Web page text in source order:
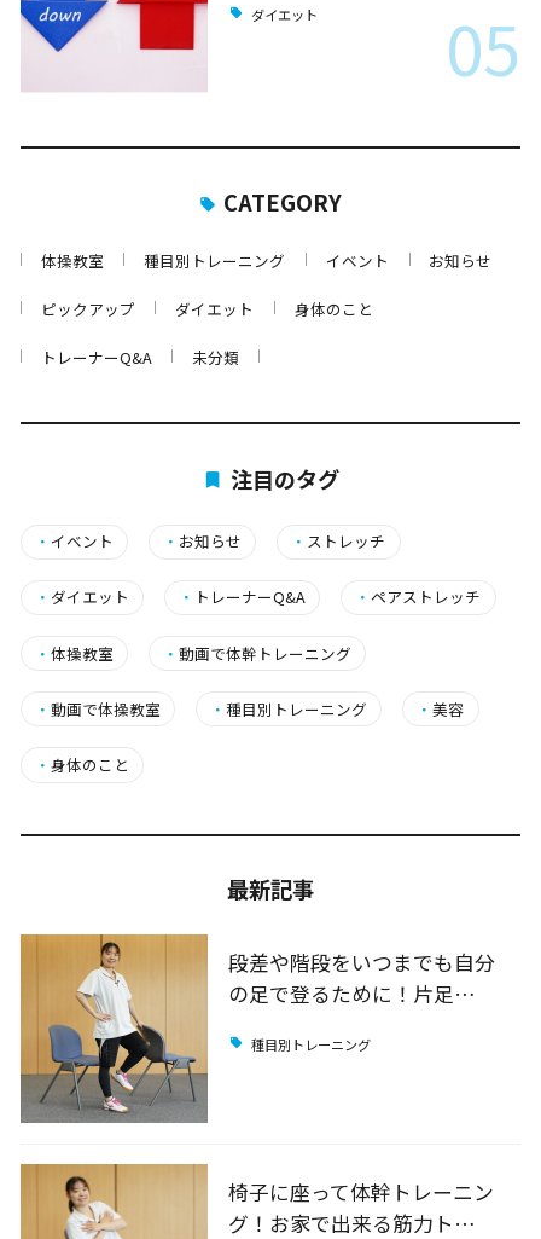
ダイエット 05
CATEGORY
体操教室 種目別トレーニング イベント お知らせ
ピックアップ ダイエット 身体のこと
トレーナーQ&A 未分類
注目のタグ
・ イベント ・ お知らせ ・ ストレッチ
・ ダイエット ・ トレーナーQ&A ・ペアストレッチ
・ 体操教室 ・動画で体幹トレーニング
・ 動画で体操教室 ・種目別トレーニング ・美容
・ 身体のこと
最新記事
段差や階段をいつまでも自分
の足で登るために！片足…
種目別トレーニング
椅子に座って体幹トレーニン
グ！お家で出来る筋力ト…